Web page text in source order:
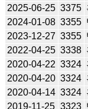
2025-06-25 3375
2024-01-08 3355
2023-12-27 3355
2022-04-25 3338
2020-04-22 3324
2020-04-20 3324
2020-04-14 3324
2019-11-25 3323